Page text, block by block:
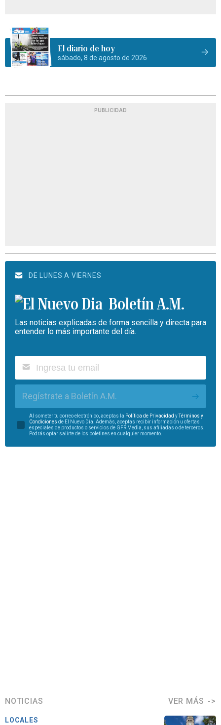
El diario de hoy
sábado, 8 de agosto de 2026
PUBLICIDAD
DE LUNES A VIERNES
Boletín A.M.
Las noticias explicadas de forma sencilla y directa para
entender lo más importante del día.
Regístrate a Boletín A.M.
Al someter tu correo electrónico, aceptas la Política de Privacidad yTérminos y
Condiciones de El Nuevo Día. Además, aceptas recibir información u ofertas
especiales de productos o servicios de GFR Media, sus afiliadas o de terceros.
Podrás optar salirte de los boletines en cualquier momento.
NOTICIAS VER MÁS
LOCALES